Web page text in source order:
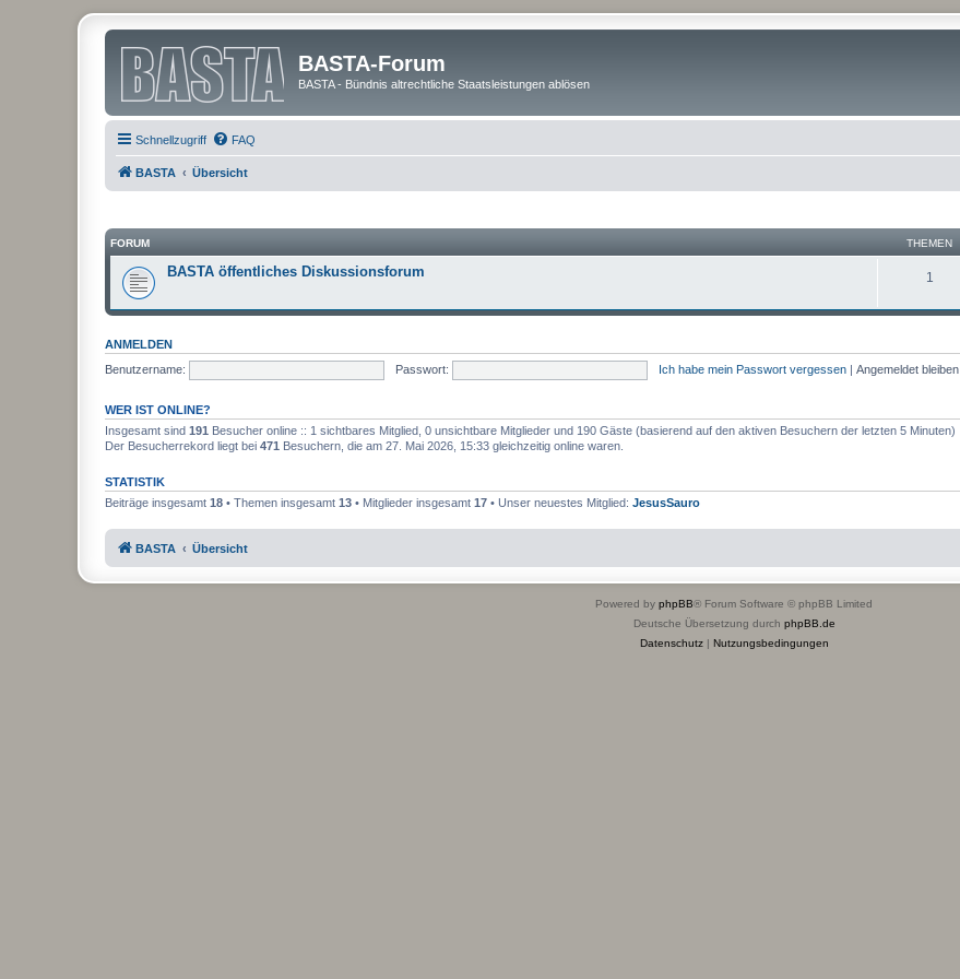
BASTA-Forum
BASTA - Bündnis altrechtliche Staatsleistungen ablösen
Schnellzugriff FAQ
BASTA Übersicht
FORUM THEMEN
BASTA öffentliches Diskussionsforum 1
ANMELDEN
Benutzername:
Passwort: Ich habe mein Passwort vergessen | Angemeldet bleiben
WER IST ONLINE?
Insgesamt sind 191 Besucher online :: 1 sichtbares Mitglied, 0 unsichtbare Mitglieder und 190 Gäste (basierend auf den aktiven Besuchern der letzten 5 Minuten)
Der Besucherrekord liegt bei 471 Besuchern, die am 27. Mai 2026, 15:33 gleichzeitig online waren.
STATISTIK
Beiträge insgesamt 18 • Themen insgesamt 13 • Mitglieder insgesamt 17 • Unser neuestes Mitglied: JesusSauro
BASTA Übersicht
Powered by phpBB® Forum Software © phpBB Limited
Deutsche Übersetzung durch phpBB.de
Datenschutz| Nutzungsbedingungen